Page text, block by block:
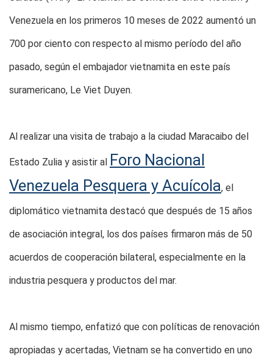
Venezuela en los primeros 10 meses de 2022 aumentó un
700 por ciento con respecto al mismo período del año
pasado, según el embajador vietnamita en este país
suramericano, Le Viet Duyen.
Al realizar una visita de trabajo a la ciudad Maracaibo del
Estado Zulia y asistir al Foro Nacional
Venezuela Pesquera y Acuícola, el
diplomático vietnamita destacó que después de 15 años
de asociación integral, los dos países firmaron más de 50
acuerdos de cooperación bilateral, especialmente en la
industria pesquera y productos del mar.
Al mismo tiempo, enfatizó que con políticas de renovación
apropiadas y acertadas, Vietnam se ha convertido en uno